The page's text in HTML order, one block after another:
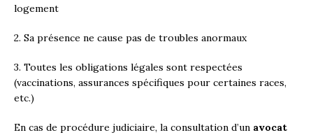
logement
2. Sa présence ne cause pas de troubles anormaux
3. Toutes les obligations légales sont respectées
(vaccinations, assurances spécifiques pour certaines races,
etc.)
En cas de procédure judiciaire, la consultation d’un avocat